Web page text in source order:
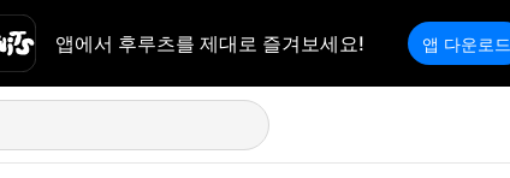
앱에서 후루츠를 제대로 즐겨보세요! 앱 다운로드